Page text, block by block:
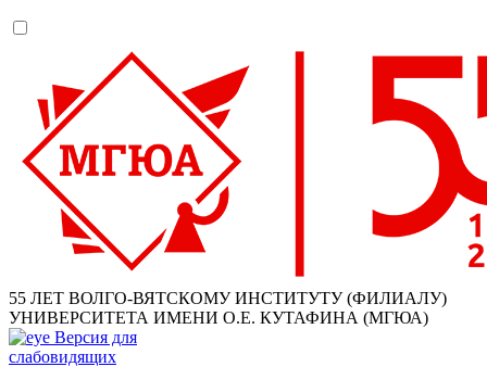
55 ЛЕТ ВОЛГО-ВЯТСКОМУ ИНСТИТУТУ (ФИЛИАЛУ)
УНИВЕРСИТЕТА ИМЕНИ О.Е. КУТАФИНА (МГЮА)
Версия для
слабовидящих